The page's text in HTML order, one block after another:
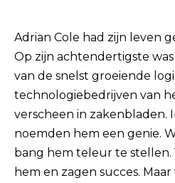
Adrian Cole had zijn leven
Op zijn achtendertigste
van de snelst groeiende
technologiebedrijven van
verscheen in zakenbladen.
noemden hem een genie.
bang hem teleur te stellen.
hem en zagen succes.